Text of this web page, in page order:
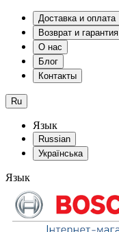
Доставка и оплата
Возврат и гарантия
О нас
Блог
Контакты
Ru
Язык
Russian
Українська
Язык